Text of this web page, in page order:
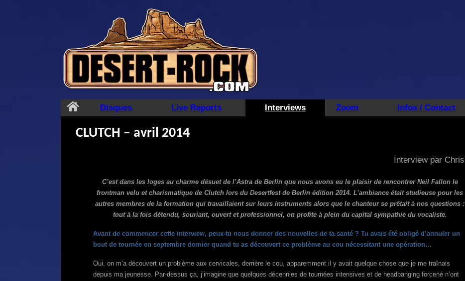
Disques Live Reports Interviews Zoom Infos / Contact
CLUTCH – avril 2014
Interview par Chris
C’est dans les loges au charme désuet de l’Astra de Berlin que nous avons eu le plaisir de rencontrer Neil Fallon le
frontman velu et charismatique de Clutch lors du Desertfest de Berlin édition 2014. L’ambiance était studieuse pour les
autres membres de la formation qui travaillaient sur leurs instruments alors que le chanteur se prêtait à nos questions :
tout à la fois détendu, souriant, ouvert et professionnel, on profite à plein du capital sympathie du vocaliste.
Avant de commencer cette interview, peux-tu nous donner des nouvelles de ta santé ? Tu avais été obligé d’annuler un
bout de tournée en septembre dernier quand tu as découvert ce problème au cou nécessitant une opération…
Oui, on m’a découvert un problème aux cervicales, derrière le cou, apparemment il y avait quelque chose que je me traînais
depuis ma jeunesse. Par-dessus ça, j’imagine que quelques décennies de tournées intensives et de headbanging forcené n’ont